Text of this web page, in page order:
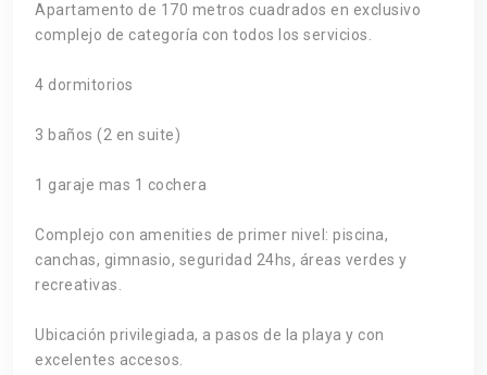
Apartamento de 170 metros cuadrados en exclusivo
complejo de categoría con todos los servicios.
4 dormitorios
3 baños (2 en suite)
1 garaje mas 1 cochera
Complejo con amenities de primer nivel: piscina,
canchas, gimnasio, seguridad 24hs, áreas verdes y
recreativas.
Ubicación privilegiada, a pasos de la playa y con
excelentes accesos.